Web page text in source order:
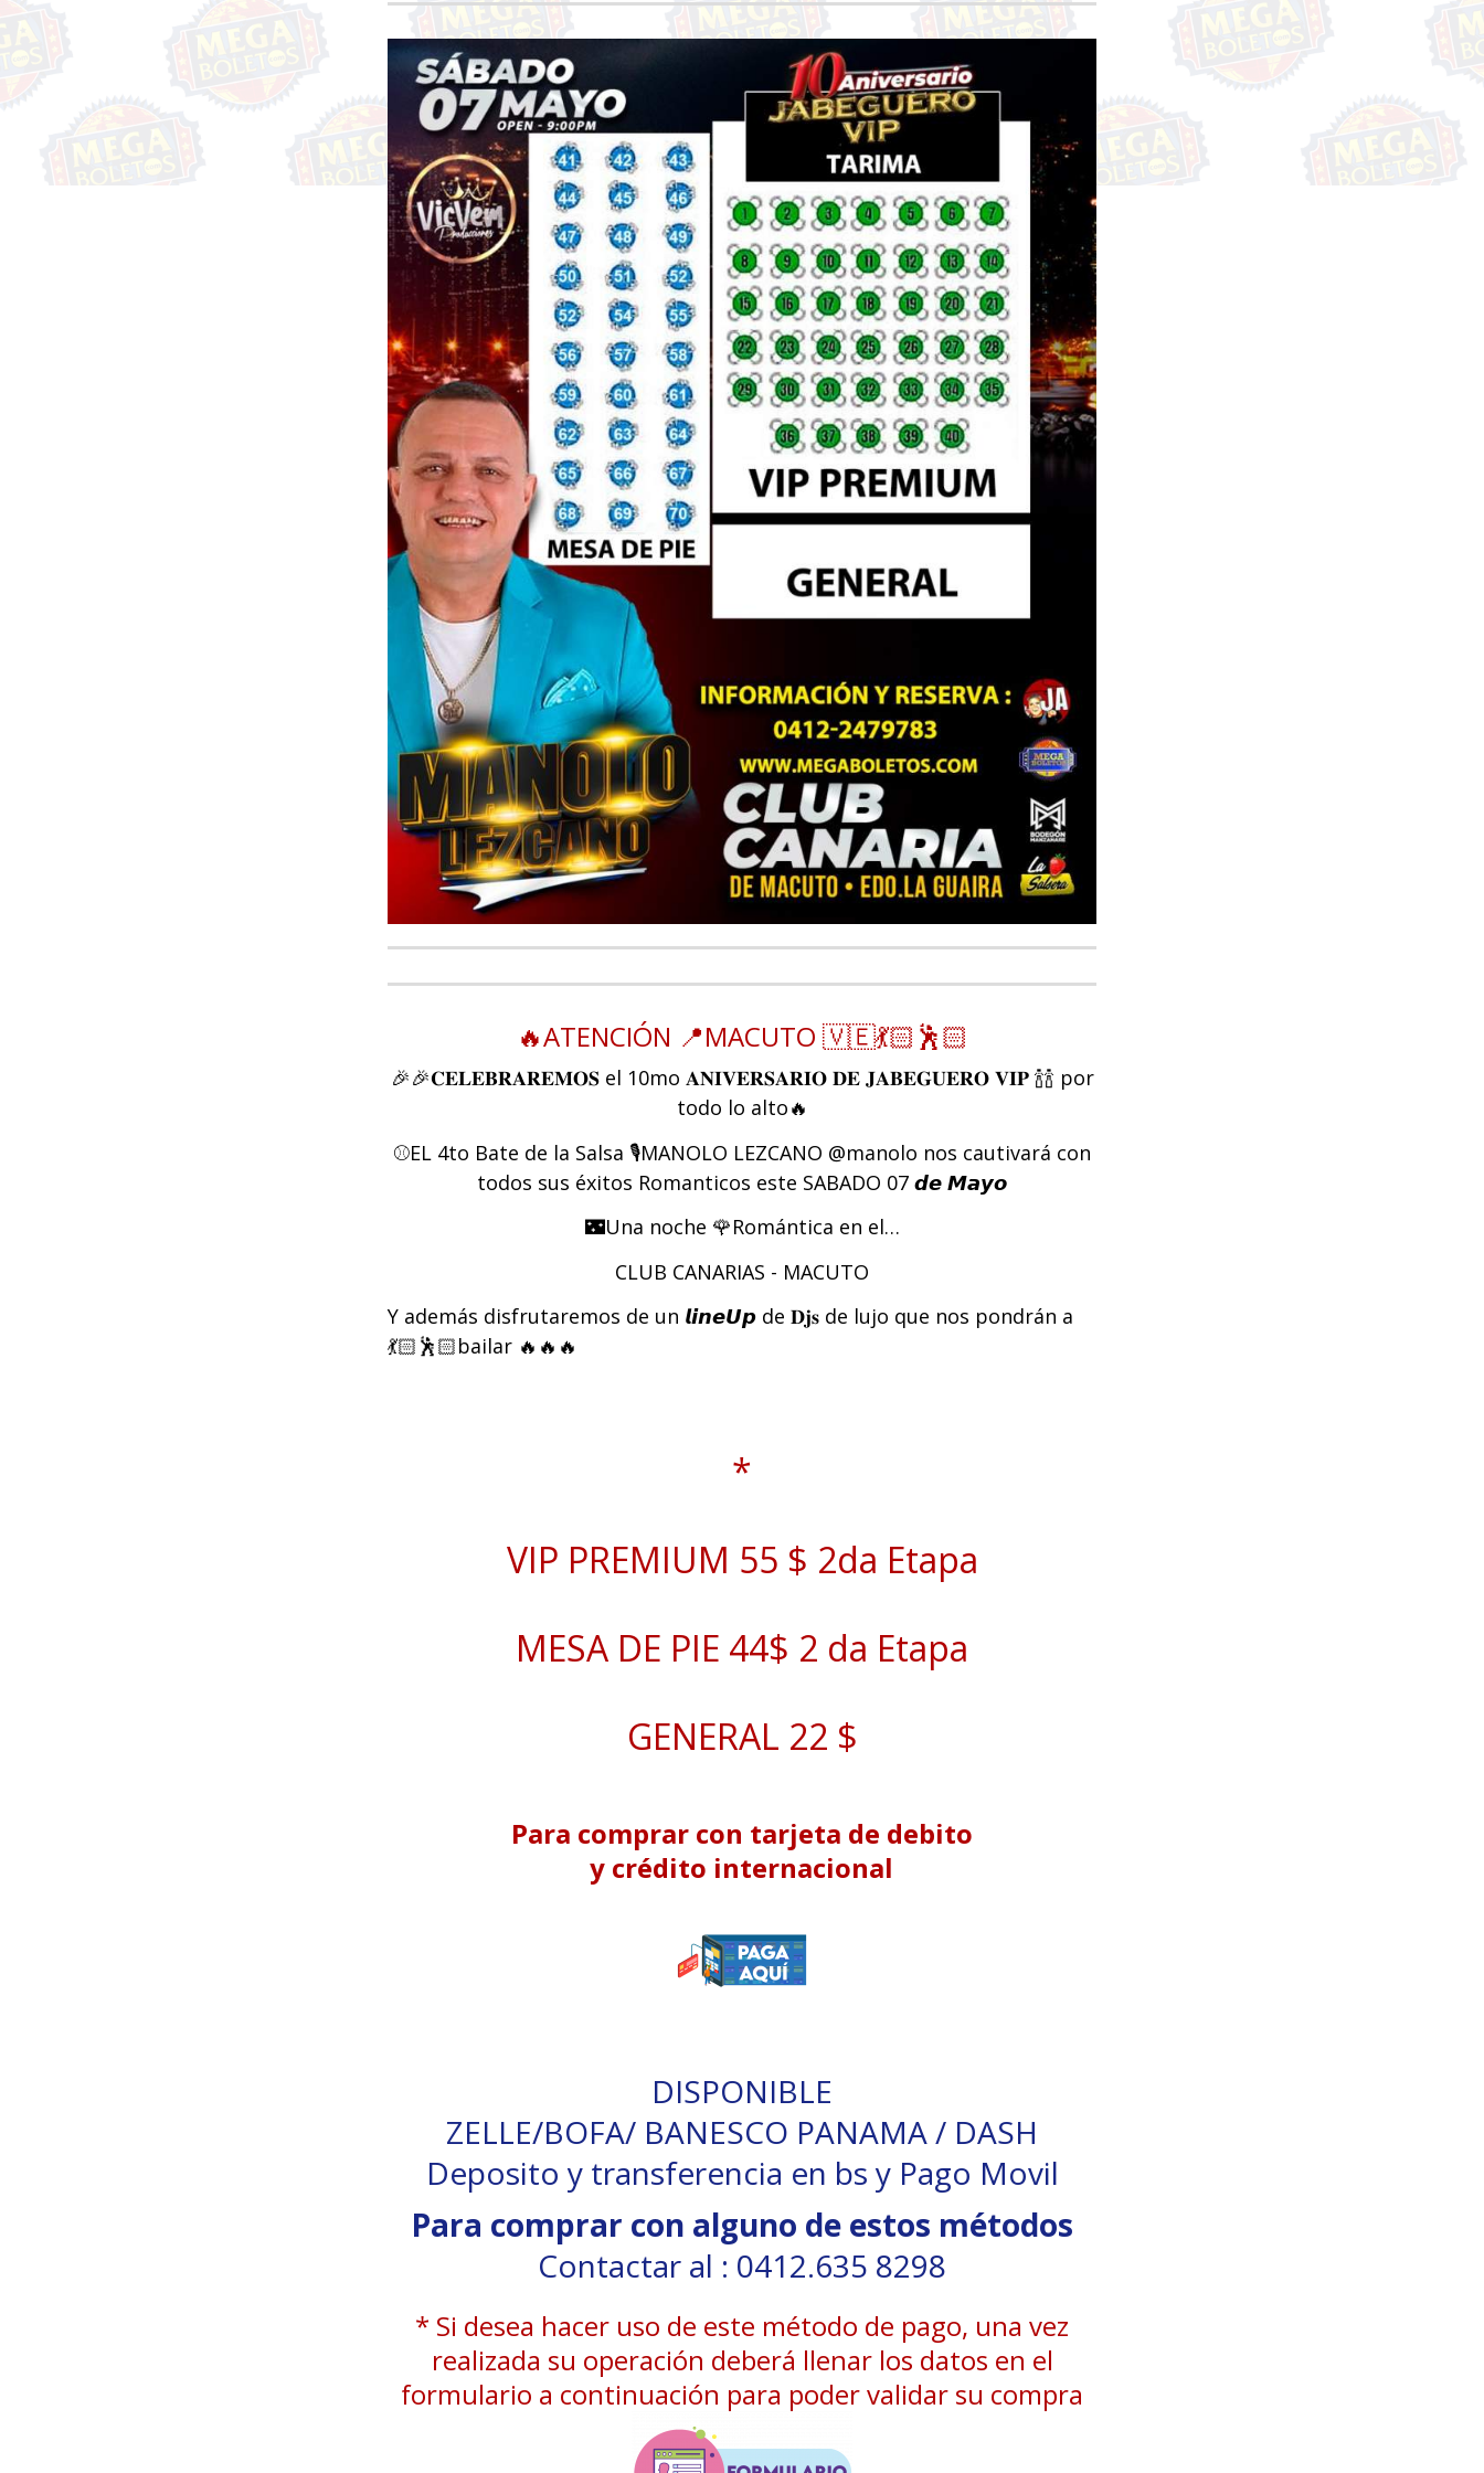
🔥ATENCIÓN 📍MACUTO 🇻🇪💃🏻🕺🏻
🎉🎉𝐂𝐄𝐋𝐄𝐁𝐑𝐀𝐑𝐄𝐌𝐎𝐒 el 10mo 𝐀𝐍𝐈𝐕𝐄𝐑𝐒𝐀𝐑𝐈𝐎 𝐃𝐄 𝐉𝐀𝐁𝐄𝐆𝐔𝐄𝐑𝐎 𝐕𝐈𝐏 🍾🍾 por
todo lo alto🔥
⚾️EL 4to Bate de la Salsa 🎙MANOLO LEZCANO @manolo nos cautivará con
todos sus éxitos Romanticos este SABADO 07 𝙙𝙚 𝙈𝙖𝙮𝙤
🌃Una noche 🌹Romántica en el…
CLUB CANARIAS - MACUTO
Y además disfrutaremos de un 𝙡𝙞𝙣𝙚𝙐𝙥 de 𝐃𝐣𝐬 de lujo que nos pondrán a
💃🏻🕺🏻bailar 🔥🔥🔥
*
VIP PREMIUM 55 $ 2da Etapa
MESA DE PIE 44$ 2 da Etapa
GENERAL 22 $
Para comprar con tarjeta de debito
y crédito internacional
DISPONIBLE
ZELLE/BOFA/ BANESCO PANAMA / DASH
Deposito y transferencia en bs y Pago Movil
Para comprar con alguno de estos métodos
Contactar al : 0412.635 8298
* Si desea hacer uso de este método de pago, una vez
realizada su operación deberá llenar los datos en el
formulario a continuación para poder validar su compra